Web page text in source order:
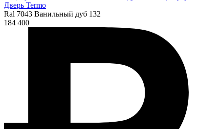
Дверь Termo
Ral 7043 Ванильный дуб 132
184 400